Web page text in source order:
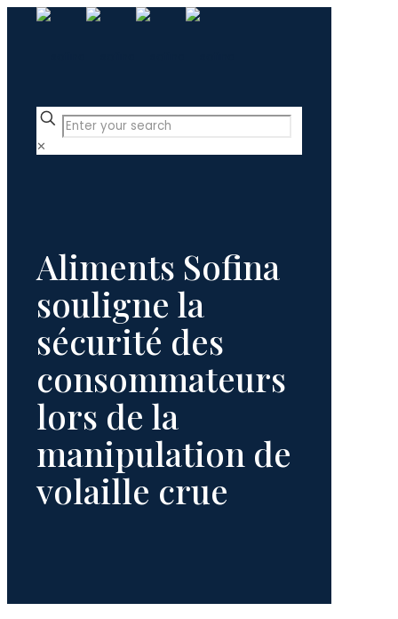
✕
Aliments Sofina
souligne la
sécurité des
consommateurs
lors de la
manipulation de
volaille crue